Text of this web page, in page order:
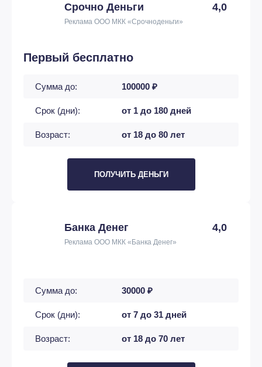
Срочно Деньги 4,0
Реклама ООО МКК «Срочноденьги»
Первый бесплатно
Сумма до: 100000 ₽
Срок (дни): от 1 до 180 дней
Возраст: от 18 до 80 лет
ПОЛУЧИТЬ ДЕНЬГИ
Банка Денег 4,0
Реклама ООО МКК «Банка Денег»
Сумма до: 30000 ₽
Срок (дни): от 7 до 31 дней
Возраст: от 18 до 70 лет